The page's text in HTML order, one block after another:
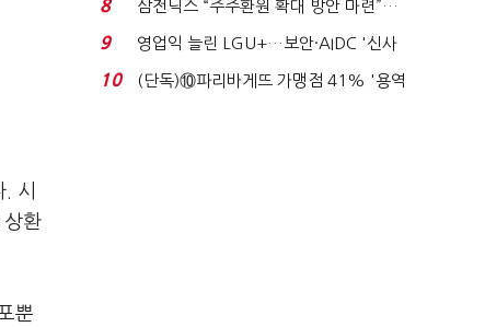
시
환
뿐
8
삼전닉스 “주주환원 확대 방안 마련”…
로이터에 성명...
9
영업익 늘린 LGU+…보안·AIDC '신사
업 드라이브'...
10
(단독)⑩파리바게뜨 가맹점 41% '용역